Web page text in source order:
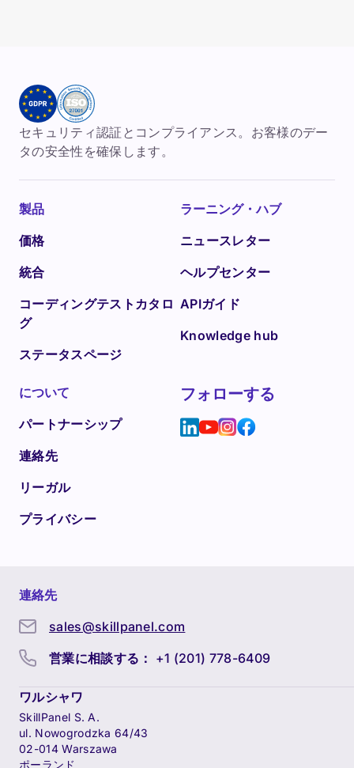
セキュリティ認証とコンプライアンス。お客様のデー
タの安全性を確保します。
製品
価格
統合
コーディングテストカタロ
グ
ステータスページ
ラーニング・ハブ
ニュースレター
ヘルプセンター
APIガイド
Knowledge hub
について
パートナーシップ
連絡先
リーガル
プライバシー
フォローする
連絡先
sales@skillpanel.com
営業に相談する： +1 (201) 778-6409
ワルシャワ
SkillPanel S. A.
ul. Nowogrodzka 64/43
02-014 Warszawa
ポーランド